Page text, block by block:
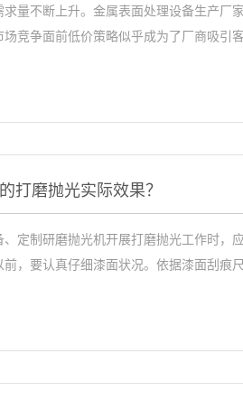
量不断上升。金属表面处理设备生产厂
竞争面前低价策略似乎成为了厂商吸引
打磨抛光实际效果？
定制研磨抛光机开展打磨抛光工作时，
，要认真仔细漆面状况。依据漆面刮痕